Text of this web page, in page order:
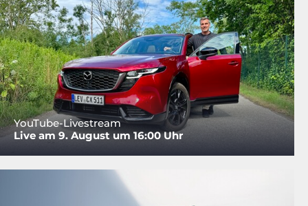
YouTube-Livestream
Live am 9. August um 16:00 Uhr